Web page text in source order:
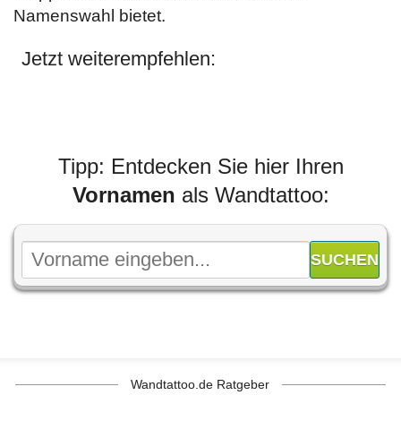
Namenswahl bietet.
Jetzt weiterempfehlen:
Tipp: Entdecken Sie hier Ihren
Vornamen als Wandtattoo:
Wandtattoo.de Ratgeber